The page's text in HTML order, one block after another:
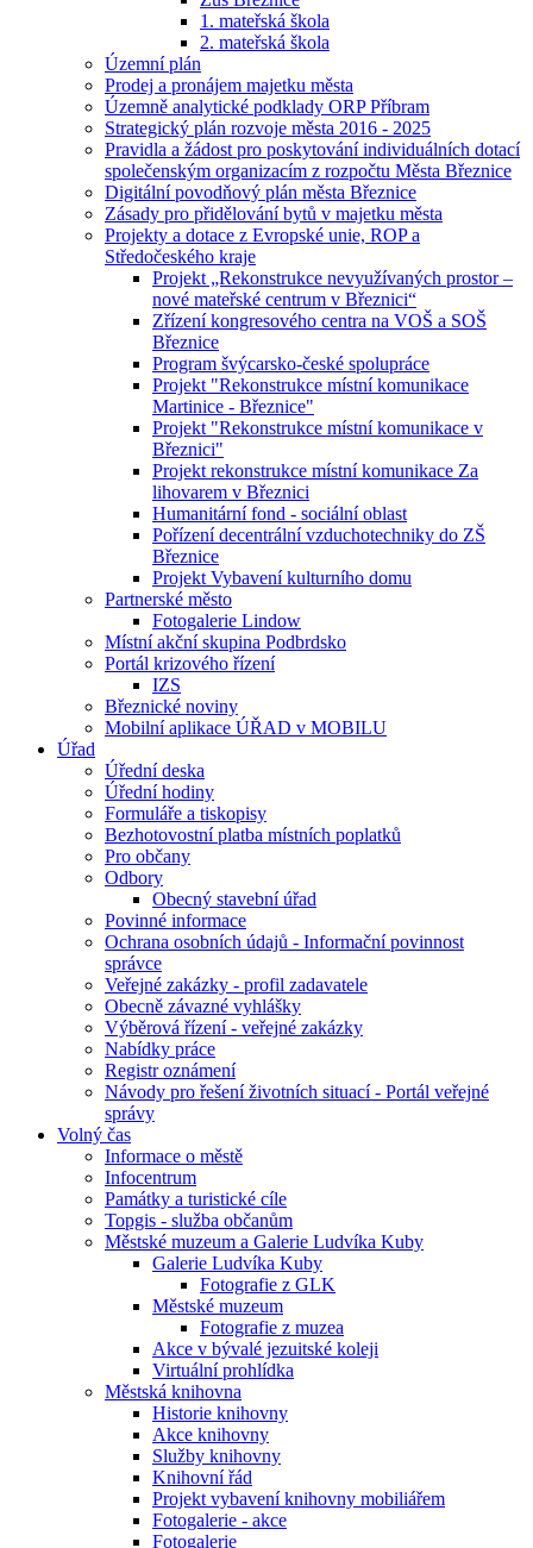
1. mateřská škola
2. mateřská škola
Územní plán
Prodej a pronájem majetku města
Územně analytické podklady ORP Příbram
Strategický plán rozvoje města 2016 - 2025
Pravidla a žádost pro poskytování individuálních dotací
společenským organizacím z rozpočtu Města Březnice
Digitální povodňový plán města Březnice
Zásady pro přidělování bytů v majetku města
Projekty a dotace z Evropské unie, ROP a
Středočeského kraje
Projekt „Rekonstrukce nevyužívaných prostor –
nové mateřské centrum v Březnici“
Zřízení kongresového centra na VOŠ a SOŠ
Březnice
Program švýcarsko-české spolupráce
Projekt "Rekonstrukce místní komunikace
Martinice - Březnice"
Projekt "Rekonstrukce místní komunikace v
Březnici"
Projekt rekonstrukce místní komunikace Za
lihovarem v Březnici
Humanitární fond - sociální oblast
Pořízení decentrální vzduchotechniky do ZŠ
Březnice
Projekt Vybavení kulturního domu
Partnerské město
Fotogalerie Lindow
Místní akční skupina Podbrdsko
Portál krizového řízení
IZS
Březnické noviny
Mobilní aplikace ÚŘAD v MOBILU
Úřad
Úřední deska
Úřední hodiny
Formuláře a tiskopisy
Bezhotovostní platba místních poplatků
Pro občany
Odbory
Obecný stavební úřad
Povinné informace
Ochrana osobních údajů - Informační povinnost
správce
Veřejné zakázky - profil zadavatele
Obecně závazné vyhlášky
Výběrová řízení - veřejné zakázky
Nabídky práce
Registr oznámení
Návody pro řešení životních situací - Portál veřejné
správy
Volný čas
Informace o městě
Infocentrum
Památky a turistické cíle
Topgis - služba občanům
Městské muzeum a Galerie Ludvíka Kuby
Galerie Ludvíka Kuby
Fotografie z GLK
Městské muzeum
Fotografie z muzea
Akce v bývalé jezuitské koleji
Virtuální prohlídka
Městská knihovna
Historie knihovny
Akce knihovny
Služby knihovny
Knihovní řád
Projekt vybavení knihovny mobiliářem
Fotogalerie - akce
Fotogalerie